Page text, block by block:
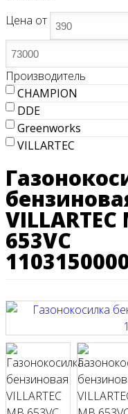
Цена от
Производитель
CHAMPION
DDE
Greenworks
VILLARTEC
VILLARTEC
653VС